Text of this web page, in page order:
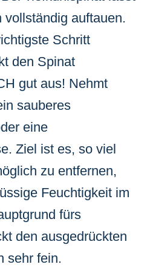
vollständig auftauen.
Schritt
den Spinat
gut aus! Nehmt
sauberes
eine
Ziel ist es, so viel
zu entfernen,
Feuchtigkeit im
fürs
den ausgedrückten
sehr fein.